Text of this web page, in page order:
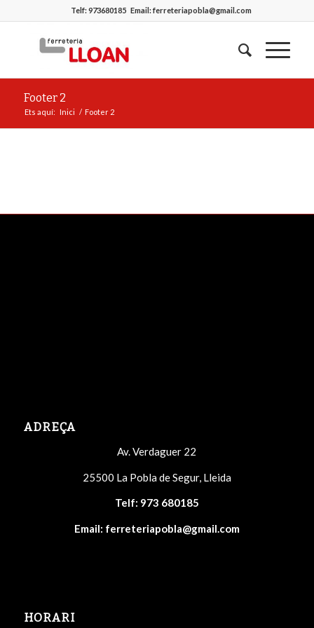
Telf:973680185Email:ferreteriapobla@gmail.com
Footer 2
Ets aquí: Inici / Footer 2
ADREÇA
Av. Verdaguer 22
25500 La Pobla de Segur, Lleida
Telf: 973 680185
Email: ferreteriapobla@gmail.com
HORARI